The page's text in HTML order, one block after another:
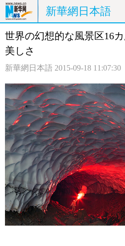
新華網日本語
ホームページ 政治
観光 評論
中日対訳
世界の幻想的な風景区16
美しさ
新華網日本語 2015-09-18 11:07:30